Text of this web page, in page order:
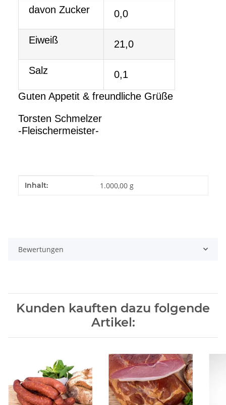
davon Zucker 0,0
Eiweiß 21,0
Salz
0,1
Guten Appetit & freundliche Grüße
Torsten Schmelzer
-Fleischermeister-
Produkteigenschaft
Wert
Inhalt: 1.000,00 g
Bewertungen
Kunden kauften dazu folgende
Artikel: